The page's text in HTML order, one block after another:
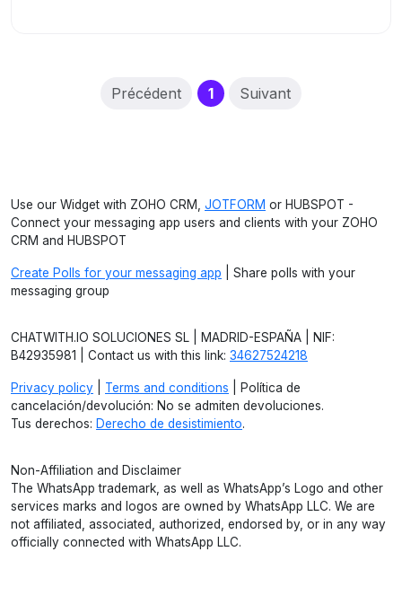
Précédent 1(current)
Suivant
Use our Widget with ZOHO CRM, JOTFORM or HUBSPOT -
Connect your messaging app users and clients with your ZOHO
CRM and HUBSPOT
Create Polls for your messaging app | Share polls with your
messaging group
CHATWITH.IO SOLUCIONES SL | MADRID-ESPAÑA | NIF:
B42935981 | Contact us with this link: 34627524218
Privacy policy Terms and conditions | Política de
cancelación/devolución: No se admiten devoluciones.
Tus derechos: Derecho de desistimiento.
Non-Affiliation and Disclaimer
The WhatsApp trademark, as well as WhatsApp’s Logo and other
services marks and logos are owned by WhatsApp LLC. We are
not affiliated, associated, authorized, endorsed by, or in any way
officially connected with WhatsApp LLC.